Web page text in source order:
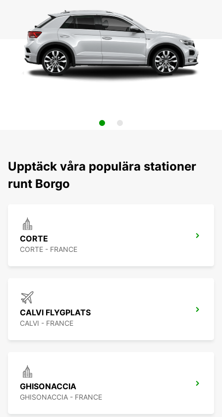
Upptäck våra populära stationer
runt Borgo
CORTE
CORTE - FRANCE
CALVI FLYGPLATS
CALVI - FRANCE
GHISONACCIA
GHISONACCIA - FRANCE